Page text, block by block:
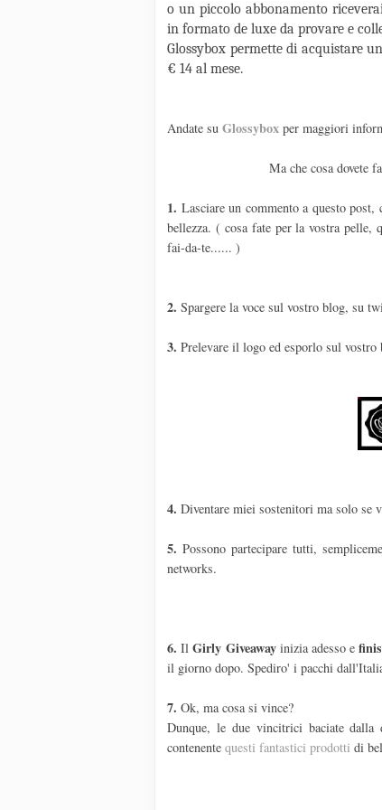
o un piccolo abbonamento
in formato de luxe da provare e
Glossybox permette di acquistare
€ 14 al mese.
Andate su Glossybox per maggiori
Ma che cosa dovete
1. Lasciare un commento a questo
bellezza. ( cosa fate per la vostra pelle,
fai-da-te...... )
2. Spargere la voce sul vostro blog, su
3. Prelevare il logo ed esporlo sul vostro
4. Diventare miei sostenitori ma solo se
5. Possono partecipare tutti,
networks.
6. IlGirly Giveawayinizia adesso e
il giorno dopo. Spediro' i pacchi
7. Ok, ma cosa si vince?
Dunque, le due vincitrici baciate dalla
contenente questi fantastici prodotti di